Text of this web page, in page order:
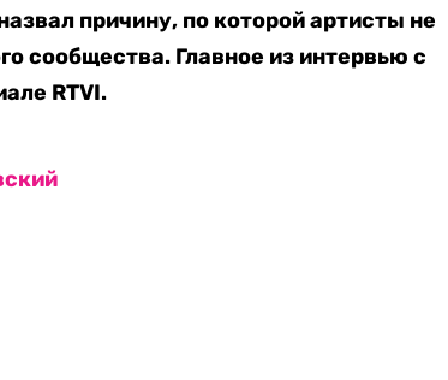
причину, по которой артисты не
сообщества. Главное из интервью с
RTVI.